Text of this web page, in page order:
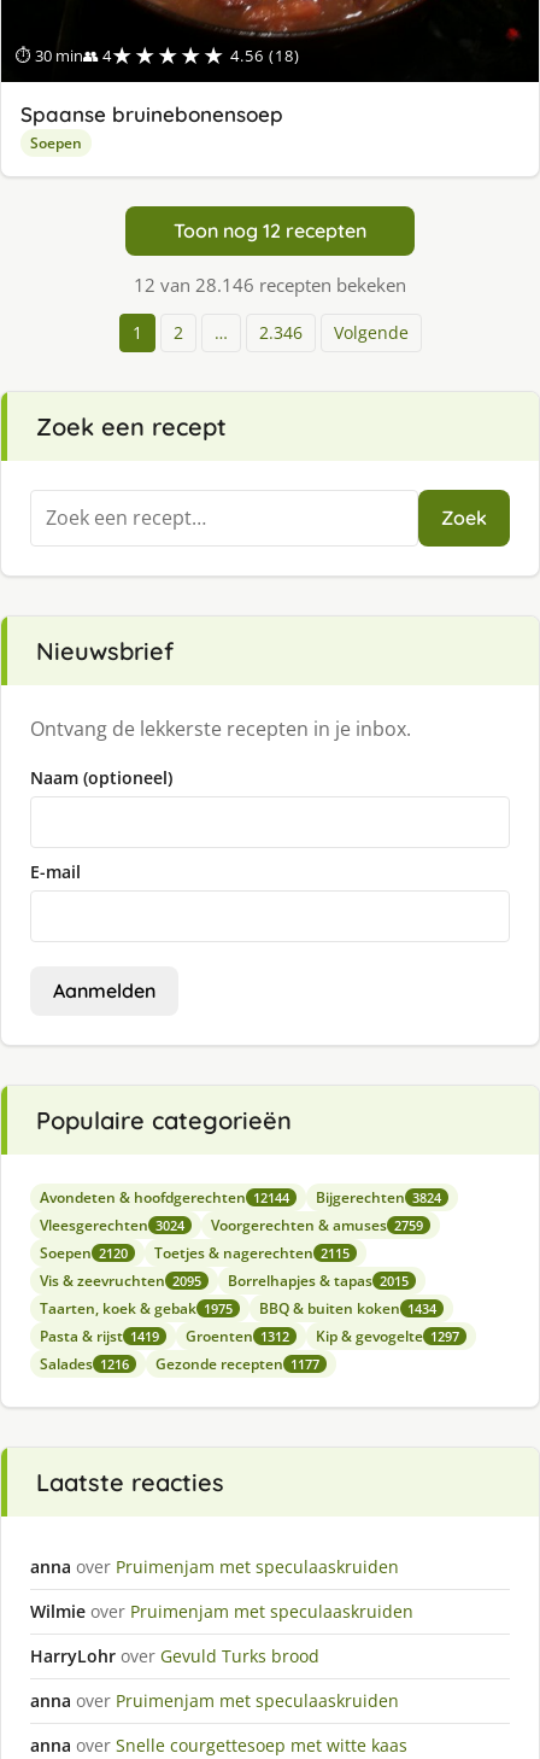
⏱ 30 min👥 4★★★★★ 4.56 (18)
Spaanse bruinebonensoep
Soepen
Toon nog 12 recepten
12 van 28.146 recepten bekeken
1 2 … 2.346 Volgende
Zoek een recept
Zoeken
naar:
Zoek
Nieuwsbrief
Ontvang de lekkerste recepten in je inbox.
Naam (optioneel)
E-mail
Aanmelden
Populaire categorieën
Avondeten & hoofdgerechten 12144 Bijgerechten 3824
Vleesgerechten 3024 Voorgerechten & amuses 2759
Soepen 2120 Toetjes & nagerechten 2115
Vis & zeevruchten 2095 Borrelhapjes & tapas 2015
Taarten, koek & gebak 1975 BBQ & buiten koken 1434
Pasta & rijst 1419 Groenten 1312 Kip & gevogelte 1297
Salades 1216 Gezonde recepten 1177
Laatste reacties
anna over Pruimenjam met speculaaskruiden
Wilmie over Pruimenjam met speculaaskruiden
HarryLohr over Gevuld Turks brood
anna over Pruimenjam met speculaaskruiden
anna over Snelle courgettesoep met witte kaas